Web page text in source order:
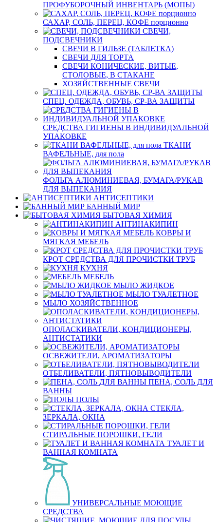
ПРОФУБОРОЧНЫЙ ИНВЕНТАРЬ (МОПЫ)
САХАР, СОЛЬ, ПЕРЕЦ, КОФЕ порционно
СВЕЧИ,
ПОДСВЕЧНИКИ
СВЕЧИ В ГИЛЬЗЕ (ТАБЛЕТКА)
СВЕЧИ ДЛЯ ТОРТА
СВЕЧИ КОНИЧЕСКИЕ, ВИТЫЕ,
СТОЛОВЫЕ, В СТАКАНЕ
ХОЗЯЙСТВЕННЫЕ СВЕЧИ
СПЕЦ. ОДЕЖДА, ОБУВЬ, СР-ВА ЗАЩИТЫ
СРЕДСТВА ГИГИЕНЫ В ИНДИВИДУАЛЬНОЙ
УПАКОВКЕ
ТКАНИ
ВАФЕЛЬНЫЕ, для пола
ФОЛЬГА АЛЮМИНИЕВАЯ, БУМАГА/РУКАВ
ДЛЯ ВЫПЕКАНИЯ
АНТИСЕПТИКИ
БАННЫЙ МИР
БЫТОВАЯ ХИМИЯ
АНТИНАКИПИН
КОВРЫ И
МЯГКАЯ МЕБЕЛЬ
КРОТ СРЕДСТВА ДЛЯ ПРОЧИСТКИ ТРУБ
КУХНЯ
МЕБЕЛЬ
МЫЛО ЖИДКОЕ
МЫЛО ТУАЛЕТНОЕ
МЫЛО ХОЗЯЙСТВЕННОЕ
ОПОЛАСКИВАТЕЛИ, КОНДИЦИОНЕРЫ,
АНТИСТАТИКИ
ОСВЕЖИТЕЛИ, АРОМАТИЗАТОРЫ
ОТБЕЛИВАТЕЛИ, ПЯТНОВЫВОДИТЕЛИ
ПЕНА, СОЛЬ ДЛЯ
ВАННЫ
ПОЛЫ
СТЕКЛА,
ЗЕРКАЛА, ОКНА
СТИРАЛЬНЫЕ ПОРОШКИ, ГЕЛИ
ТУАЛЕТ И
ВАННАЯ КОМНАТА
УНИВЕРСАЛЬНЫЕ МОЮЩИЕ
СРЕДСТВА